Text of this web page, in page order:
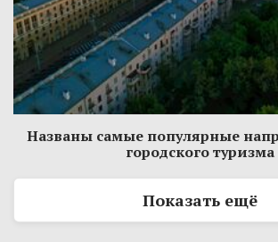
Названы самые популярные
городского туризма
Показать ещё